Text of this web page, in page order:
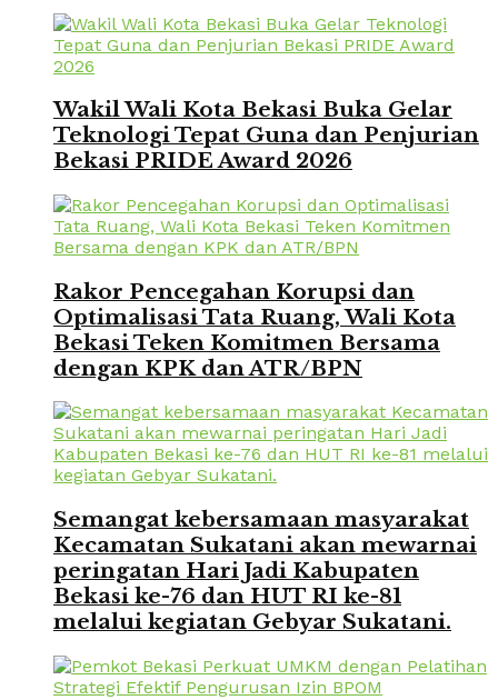
Wakil Wali Kota Bekasi Buka Gelar
Teknologi Tepat Guna dan Penjurian
Bekasi PRIDE Award 2026
Rakor Pencegahan Korupsi dan
Optimalisasi Tata Ruang, Wali Kota
Bekasi Teken Komitmen Bersama
dengan KPK dan ATR/BPN
Semangat kebersamaan masyarakat
Kecamatan Sukatani akan mewarnai
peringatan Hari Jadi Kabupaten
Bekasi ke-76 dan HUT RI ke-81
melalui kegiatan Gebyar Sukatani.